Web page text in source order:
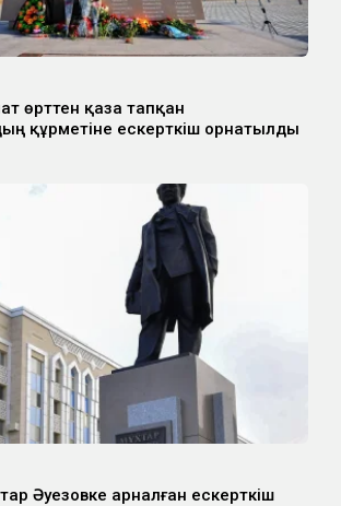
өрттен қаза тапқан
құрметіне ескерткіш орнатылды
Әуезовке арналған ескерткіш